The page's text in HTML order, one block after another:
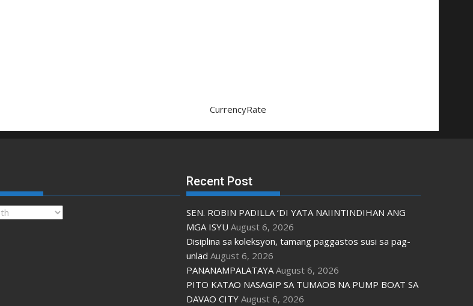
CurrencyRate
Recent Post
SEN. ROBIN PADILLA ‘DI YATA NAIINTINDIHAN ANG
MGA ISYU August 6, 2026
Disiplina sa koleksyon, tamang paggastos susi sa pag-
unlad August 6, 2026
PANANAMPALATAYA August 6, 2026
PITO KATAO NASAGIP SA TUMAOB NA PUMP BOAT SA
DAVAO CITY August 6, 2026